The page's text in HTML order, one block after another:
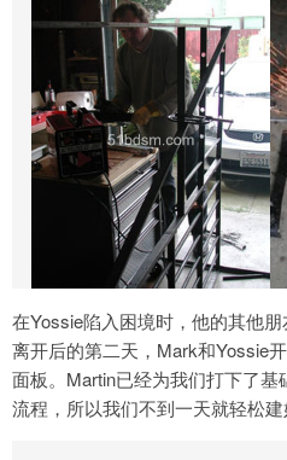
在Yossie陷入困境时，他的其他
离开后的第二天，Mark和Yossie
面板。Martin已经为我们打下了
流程，所以我们不到一天就轻松建